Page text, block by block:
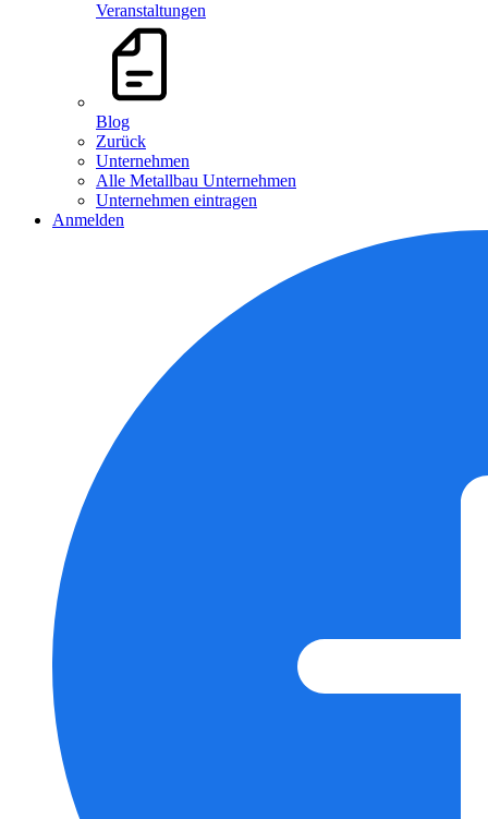
Veranstaltungen
Blog
Zurück
Unternehmen
Alle Metallbau Unternehmen
Unternehmen eintragen
Anmelden